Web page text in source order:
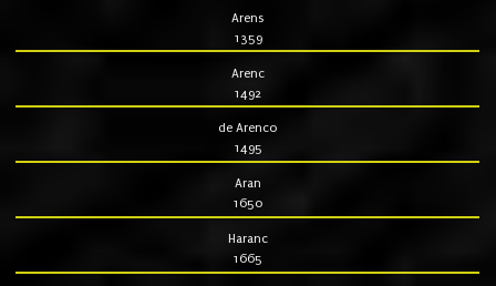
Arens
1359
Arenc
1492
de Arenco
1495
Aran
1650
Haranc
1665